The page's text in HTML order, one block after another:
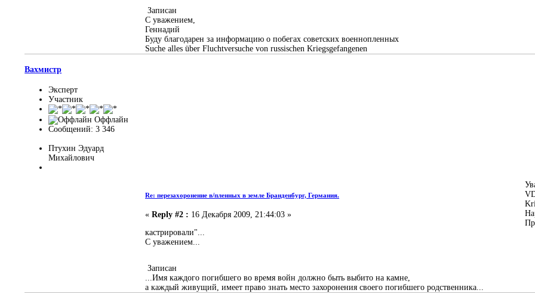
Записан
С уважением,
Геннадий
Буду благодарен за информацию о побегах советских военнопленных
Suche alles über Fluchtversuche von russischen Kriegsgefangenen
Вахмистр
Эксперт
Участник
Оффлайн
Сообщений: 3 346
Птухин Эдуард
Михайлович
Re: перезахоронение в/пленных в земле Бранденбург, Германия.
«Reply #2 : 16 Декабря 2009, 21:44:03 »
кастрировали"...
С уважением...
Записан
...Имя каждого погибшего во время войн должно быть выбито на камне,
а каждый живущий, имеет право знать место захоронения своего погибшего родственника...